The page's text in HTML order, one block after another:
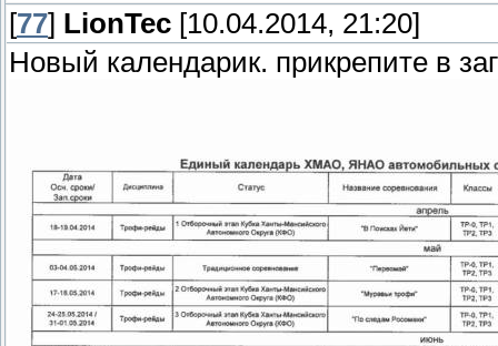
[77] LionTec [10.04.2014, 21:20]
Новый календарик. прикрепите в